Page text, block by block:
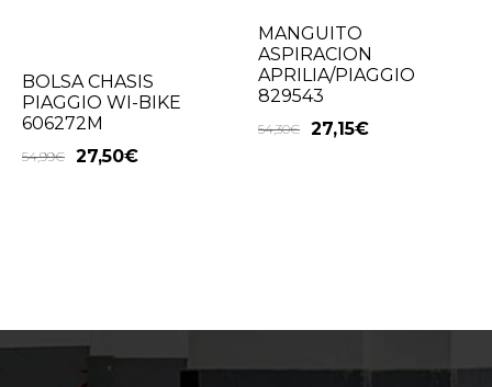
BOLSA CHASIS
PIAGGIO WI-BIKE
606272M
54,99€ 27,50€
MANGUITO
ASPIRACION
APRILIA/PIAGGIO
829543
54,30€ 27,15€